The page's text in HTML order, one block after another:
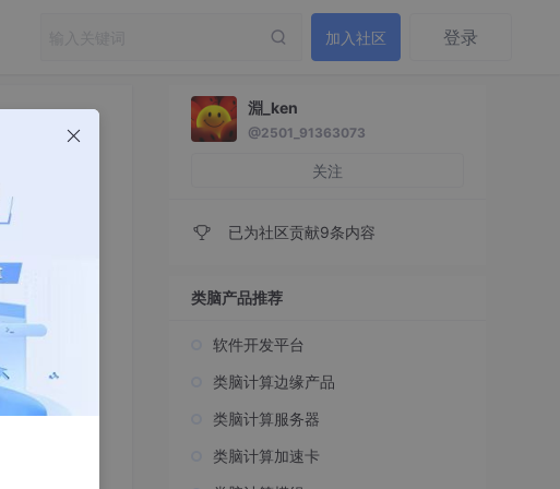
加入社区 登录
淵_ken
@2501_91363073
关注
已为社区贡献9条内容
类脑产品推荐
软件开发平台
类脑计算边缘产品
类脑计算服务器
类脑计算加速卡